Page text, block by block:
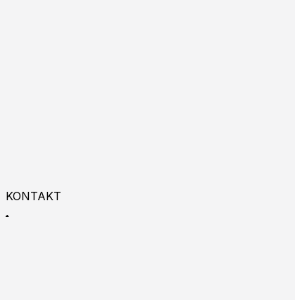
KONTAKT